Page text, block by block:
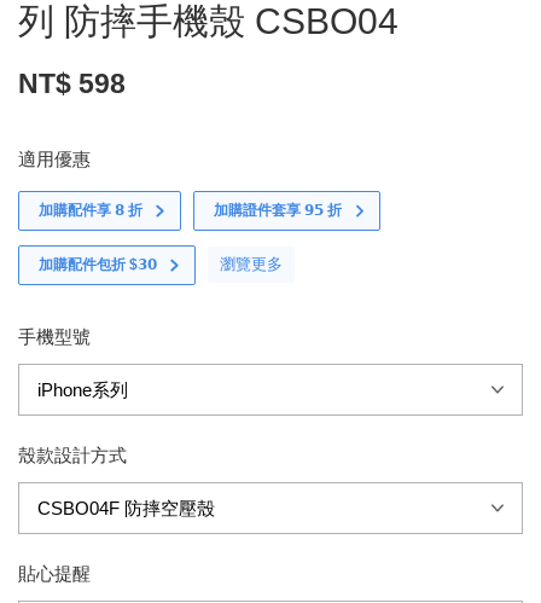
列 防摔手機殼 CSBO04
NT$ 598
適用優惠
加購配件享 𝟴 折 加購證件套享 𝟵𝟱 折
加購配件包折 $𝟯𝟬 瀏覽更多
手機型號
殼款設計方式
貼心提醒